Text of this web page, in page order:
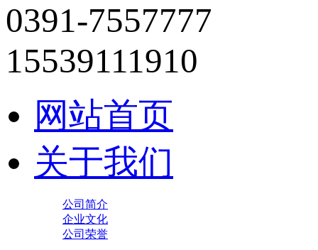
0391-7557777
15539111910
网站首页
关于我们
公司简介
企业文化
公司荣誉